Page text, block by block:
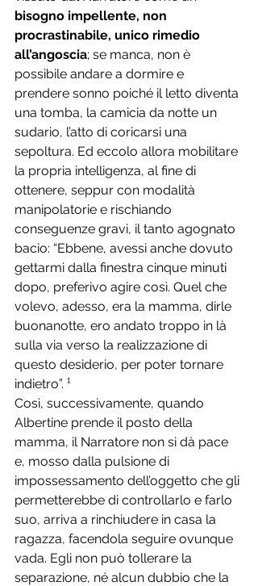
bisogno impellente, non
procrastinabile, unico rimedio
all’angoscia; se manca, non è
possibile andare a dormire e
prendere sonno poiché il letto diventa
una tomba, la camicia da notte un
sudario, l’atto di coricarsi una
sepoltura. Ed eccolo allora mobilitare
la propria intelligenza, al fine di
ottenere, seppur con modalità
manipolatorie e rischiando
conseguenze gravi, il tanto agognato
bacio: “Ebbene, avessi anche dovuto
gettarmi dalla finestra cinque minuti
dopo, preferivo agire così. Quel che
volevo, adesso, era la mamma, dirle
buonanotte, ero andato troppo in là
sulla via verso la realizzazione di
questo desiderio, per poter tornare
indietro”. ¹
Così, successivamente, quando
Albertine prende il posto della
mamma, il Narratore non si dà pace
e, mosso dalla pulsione di
impossessamento dell’oggetto che gli
permetterebbe di controllarlo e farlo
suo, arriva a rinchiudere in casa la
ragazza, facendola seguire ovunque
vada. Egli non può tollerare la
separazione, né alcun dubbio che la